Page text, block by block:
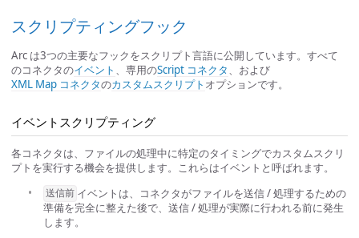
スクリプティングフック
Arc は3つの主要なフックをスクリプト言語に公開しています。すべて
のコネクタのイベント 、専用のScript コネクタ
、および
XML Map コネクタのカスタムスクリプト オプションです。
イベントスクリプティング
各コネクタは、ファイルの処理中に特定のタイミングでカスタムスクリ
プトを実行する機会を提供します。これらはイベントと呼ばれます。
送信前 イベントは、コネクタがファイルを送信 / 処理するための
準備を完全に整えた後で、送信 / 処理が実際に行われる前に発生
します。